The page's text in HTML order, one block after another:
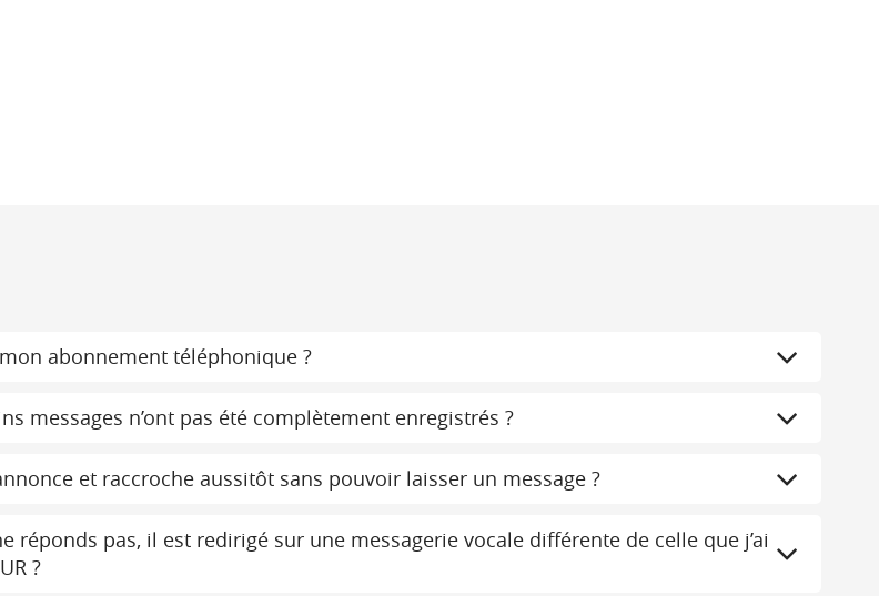
abonnement téléphonique ?
messages n’ont pas été complètement enregistrés ?
et raccroche aussitôt sans pouvoir laisser un message ?
pas, il est redirigé sur une messagerie vocale différente de celle que j’ai
?